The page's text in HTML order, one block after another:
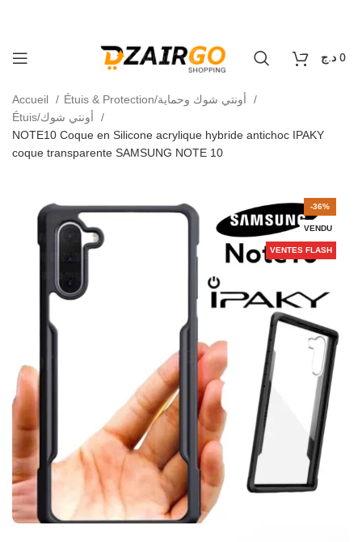
0 0 د.ج
Accueil
NOTE10 Coque en Silicone acrylique hybride antichoc IPAKY
coque transparente SAMSUNG NOTE 10
-36%
VENDU
VENTES FLASH